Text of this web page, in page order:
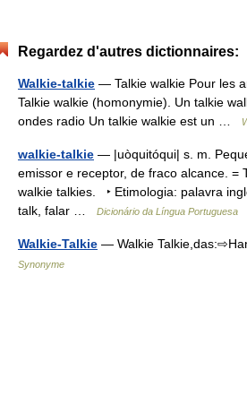
Regardez d'autres dictionnaires:
Walkie-talkie — Talkie walkie Pour les
Talkie walkie (homonymie). Un talkie
ondes radio Un talkie walkie est un …
walkie-talkie — |uòquitóqui| s. m.
emissor e receptor, de fraco alcance. =
walkie talkies. ‣ Etimologia: palavra
talk, falar …
Dicionário da Língua Portuguesa
Walkie-Talkie — Walkie
Synonyme